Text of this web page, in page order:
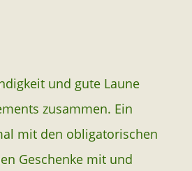
und gute Laune
zusammen. Ein
mit den obligatorischen
Geschenke mit und